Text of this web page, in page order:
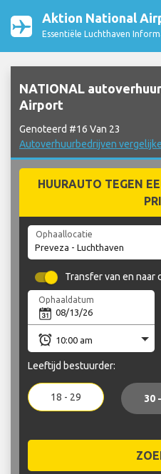
Aktion National
Essentiële Luchthaven
NATIONAL
Airport
Genoteerd #16 Van 23
Autoverhuurbedrijven
HUURAUTO TEGEN
Ophaallocatie
Transfer van en
Ophaaldatum
Leeftijd bestuurder:
18 - 29 30